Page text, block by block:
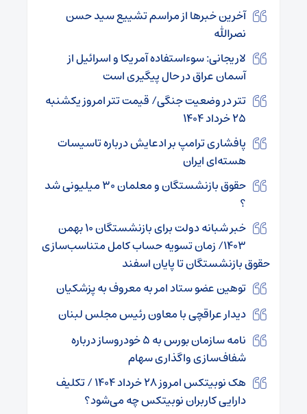
آخرین خبرها از مراسم تشییع سید حسن
نصرالله
لاریجانی: سوءاستفاده آمریکا و اسرائیل از
آسمان عراق در حال پیگیری است
تتر در وضعیت جنگی/ قیمت تتر امروز یکشنبه
۲۵ خرداد ۱۴۰۴
پافشاری ترامپ بر ادعایش درباره تاسیسات
هسته‌ای ایران
حقوق بازنشستگان و معلمان ۳۰ میلیونی شد
؟
خبر شبانه دولت برای بازنشستگان ۱۰ بهمن
۱۴۰۳/ زمان تسویه حساب کامل متناسب‌سازی
حقوق بازنشستگان تا پایان اسفند
توهین عضو ستاد امر به معروف به پزشکیان
دیدار عراقچی با معاون رئیس مجلس لبنان
نامه سازمان بورس به ۵ خودروساز درباره
شفاف‌سازی واگذاری سهام
هک نوبیتکس امروز ۲۸ خرداد ۱۴۰۴ / تکلیف
دارایی‌ کاربران نوبیتکس چه می‌شود؟